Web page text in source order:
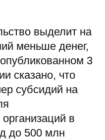
выделит на
меньше денег,
3
сказано, что
субсидий на
в
до 500 млн